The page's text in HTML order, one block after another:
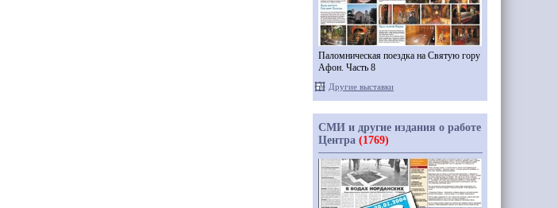
Паломническая поездка на Святую гору
Афон. Часть 8
Другие выставки
СМИ и другие издания о работе
Центра (1769)